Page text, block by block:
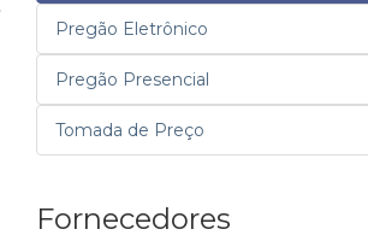
Pregão Eletrônico
Pregão Presencial
Tomada de Preço
Fornecedores